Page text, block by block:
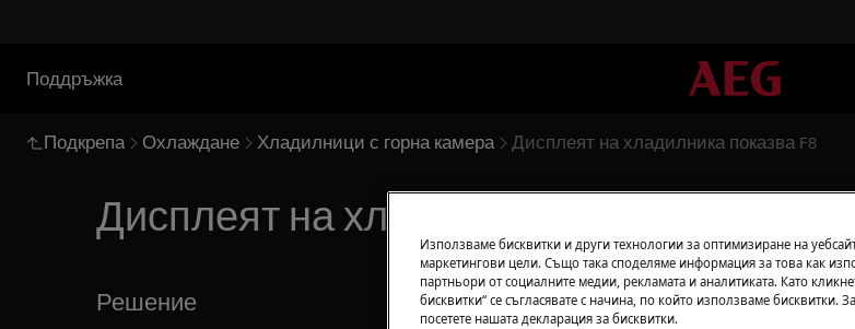
Поддръжка
Подкрепа Охлаждане Хладилници с горна камера Дисплеят на хладилника показва F8
Дисплеят на хладилника показва F8
Решение
Използваме бисквитки и други технологии за оптимизиране на
маркетингови цели. Също така споделяме информация за това как
партньори от социалните медии, рекламата и аналитиката. Като
бисквитки“ се съгласявате с начина, по който използваме бисквитки.
посетете нашата декларация за бисквитки.